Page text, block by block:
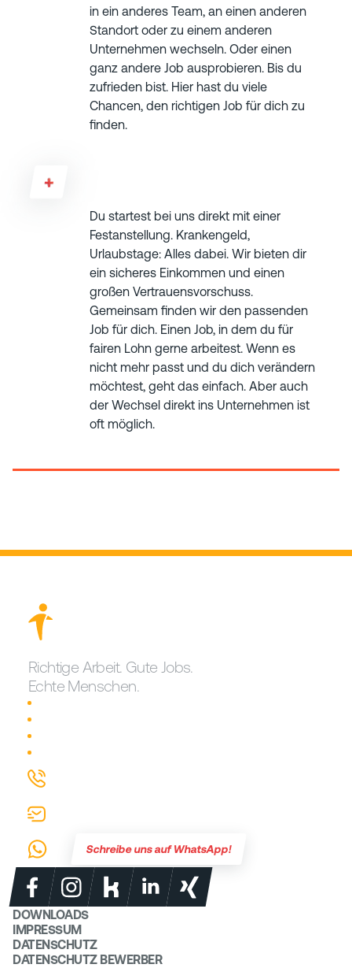
in ein anderes Team, an einen anderen
Standort oder zu einem anderen
Unternehmen wechseln. Oder einen
ganz andere Job ausprobieren. Bis du
zufrieden bist. Hier hast du viele
Chancen, den richtigen Job für dich zu
finden.
Du startest bei uns direkt mit einer
Festanstellung. Krankengeld,
Urlaubstage: Alles dabei. Wir bieten dir
ein sicheres Einkommen und einen
großen Vertrauensvorschuss.
Gemeinsam finden wir den passenden
Job für dich. Einen Job, in dem du für
fairen Lohn gerne arbeitest. Wenn es
nicht mehr passt und du dich verändern
möchtest, geht das einfach. Aber auch
der Wechsel direkt ins Unternehmen ist
oft möglich.
Richtige Arbeit. Gute Jobs.
Echte Menschen.
Schreibe uns auf WhatsApp!
DOWNLOADS
IMPRESSUM
DATENSCHUTZ
DATENSCHUTZ BEWERBER